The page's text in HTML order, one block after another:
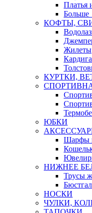
Платья
Больше
КОФТЫ,
Жилеты
КУРТКИ,
ЮБКИ
Шарфы
НИЖНЕЕ
Трусы
НОСКИ
ЧУЛКИ,